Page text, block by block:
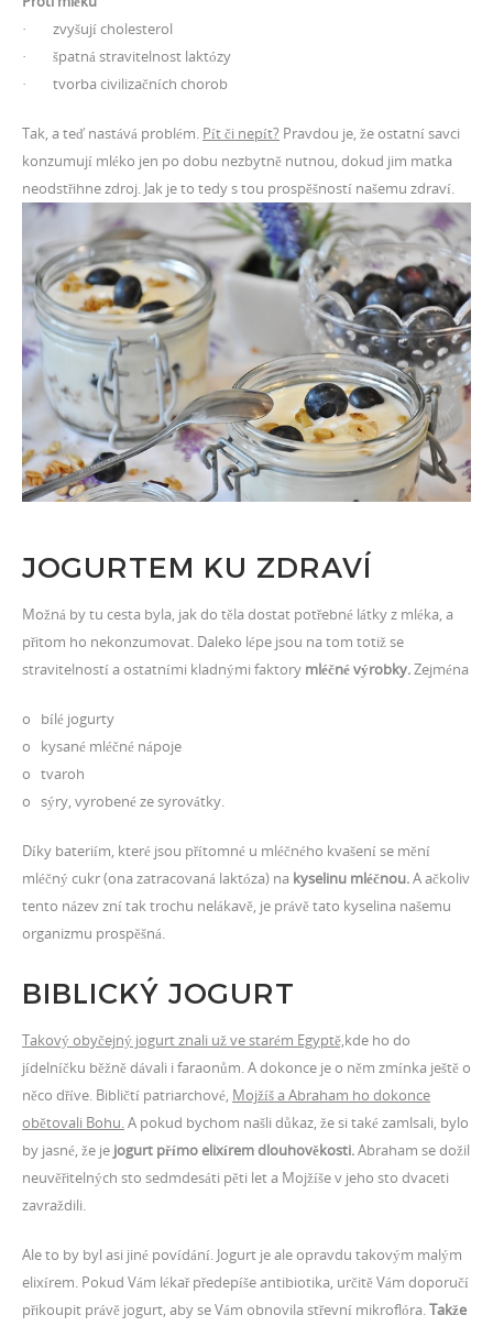
· zvyšují cholesterol
· špatná stravitelnost laktózy
· tvorba civilizačních chorob
Tak, a teď nastává problém. Pít či nepít? Pravdou je, že ostatní savci
konzumují mléko jen po dobu nezbytně nutnou, dokud jim matka
neodstřihne zdroj. Jak je to tedy s tou prospěšností našemu zdraví.
JOGURTEM KU ZDRAVÍ
Možná by tu cesta byla, jak do těla dostat potřebné látky z mléka, a
přitom ho nekonzumovat. Daleko lépe jsou na tom totiž se
stravitelností a ostatními kladnými faktory mléčné výrobky.Zejména
o bílé jogurty
o kysané mléčné nápoje
o tvaroh
o sýry, vyrobené ze syrovátky.
Díky bateriím, které jsou přítomné u mléčného kvašení se mění
mléčný cukr (ona zatracovaná laktóza) na kyselinu mléčnou.A ačkoliv
tento název zní tak trochu nelákavě, je právě tato kyselina našemu
organizmu prospěšná.
BIBLICKÝ JOGURT
Takový obyčejný jogurt znali už ve starém Egyptě,kde ho do
jídelníčku běžně dávali i faraonům. A dokonce je o něm zmínka ještě o
něco dříve. Bibličtí patriarchové, Mojžíš a Abraham ho dokonce
obětovali Bohu.A pokud bychom našli důkaz, že si také zamlsali, bylo
by jasné, že je jogurt přímo elixírem dlouhověkosti.Abraham se dožil
neuvěřitelných sto sedmdesáti pěti let a Mojžíše v jeho sto dvaceti
zavraždili.
Ale to by byl asi jiné povídání. Jogurt je ale opravdu takovým malým
elixírem. Pokud Vám lékař předepíše antibiotika, určitě Vám doporučí
přikoupit právě jogurt, aby se Vám obnovila střevní mikroflóra.Takže